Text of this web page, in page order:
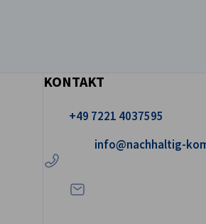
KONTAKT
Rufen Sie uns an!
+49 7221 4037595
Schreiben Sie uns eine E-
info@nachhaltig-